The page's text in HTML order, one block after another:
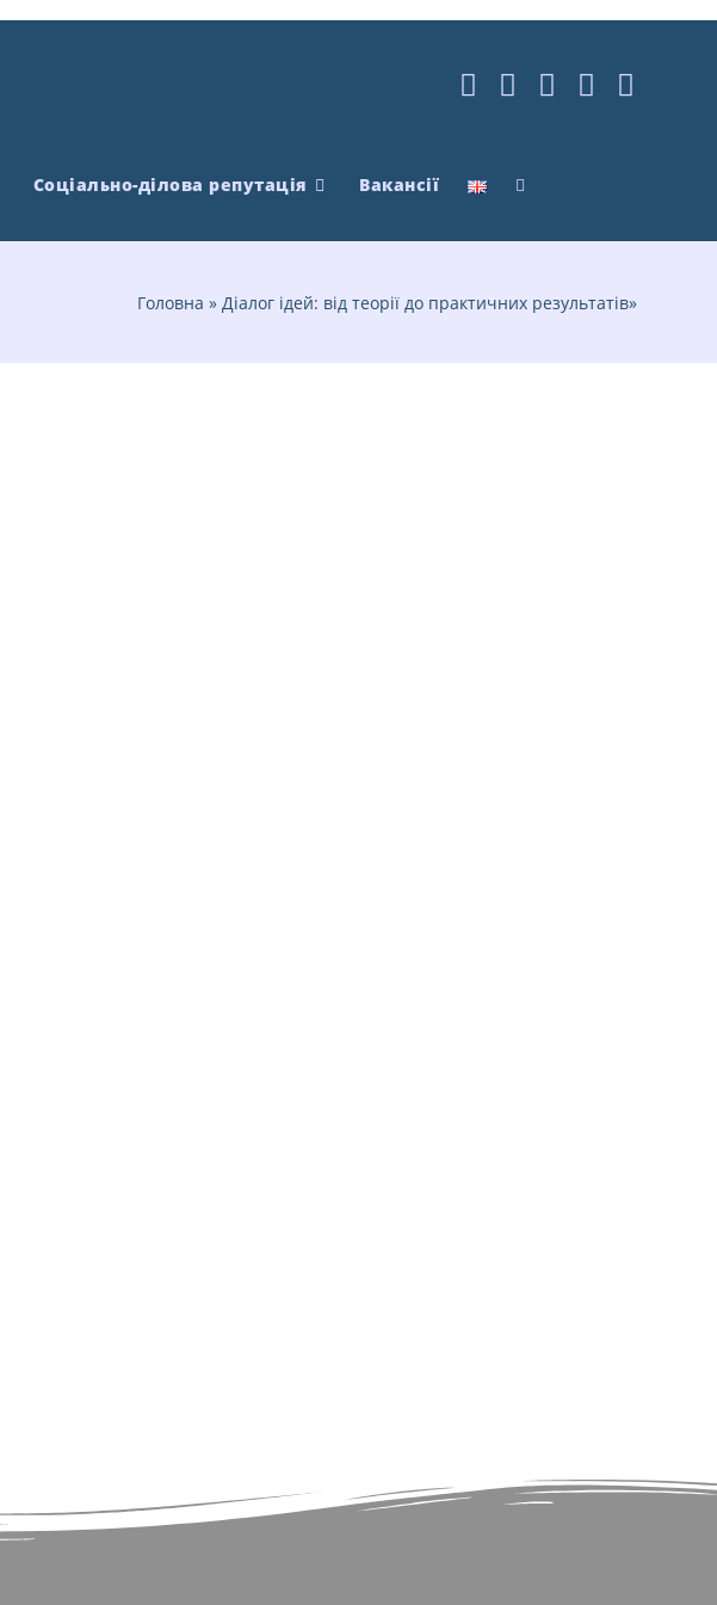
Соціально-ділова репутація Вакансії
Головна » Діалог ідей: від теорії до практичних результатів»